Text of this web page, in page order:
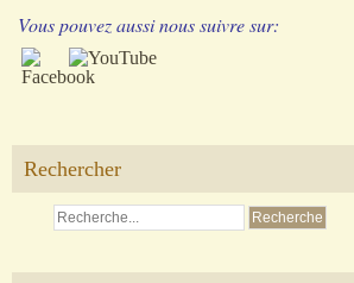
Vous pouvez aussi nous suivre sur:
Rechercher